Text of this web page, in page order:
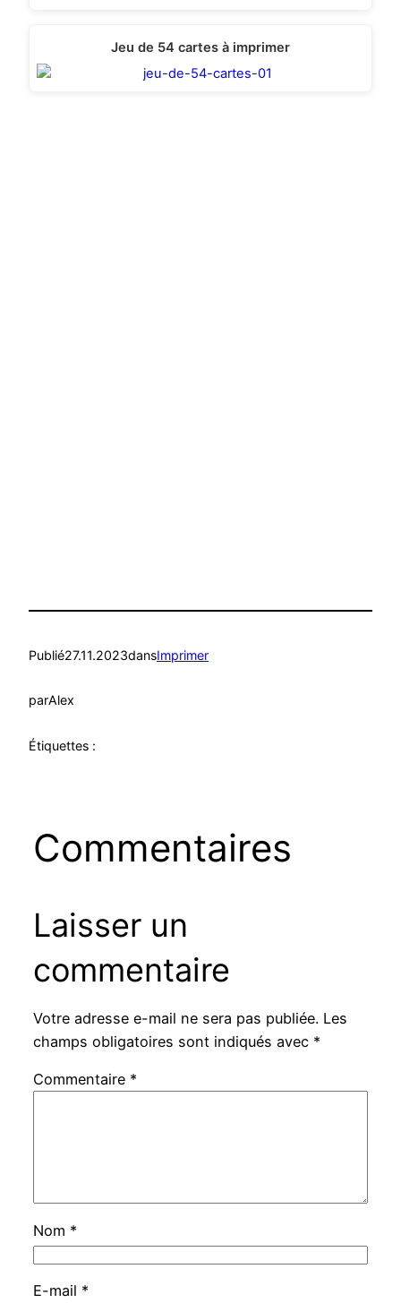
Jeu de 54 cartes à imprimer
Publié27.11.2023dansImprimer
parAlex
Étiquettes :
Commentaires
Laisser un
commentaire
Votre adresse e-mail ne sera pas publiée. Les
champs obligatoires sont indiqués avec *
Commentaire *
Nom *
E-mail *